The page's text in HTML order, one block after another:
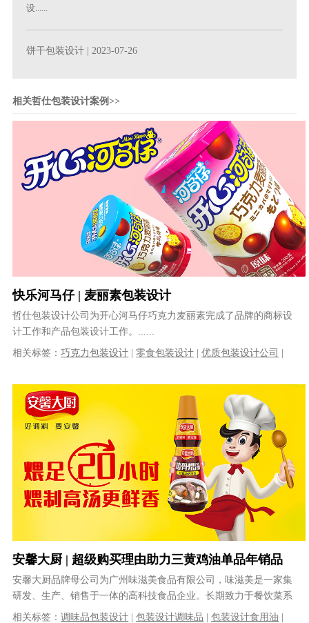
设......
饼干包装设计 | 2023-07-26
相关哲仕包装设计案例>>
快乐河马仔 | 麦丽素包装设计
哲仕包装设计公司为开心河马仔巧克力麦丽素完成了品牌的商标设
计工作和产品包装设计工作。......
相关标签：巧克力包装设计 |零食包装设计 |优质包装设计公司
安馨大厨 | 超级购买理由助力三黄鸡油单品年销品
类全国冠军
安馨大厨品牌母公司为广州味滋美食品有限公司，味滋美是一家集
研发、生产、销售于一体的高科技食品企业。长期致力于餐饮菜系
的研究及餐饮行业的发展，为餐饮连锁......
相关标签：调味品包装设计 |包装设计调味品 |包装设计食用油